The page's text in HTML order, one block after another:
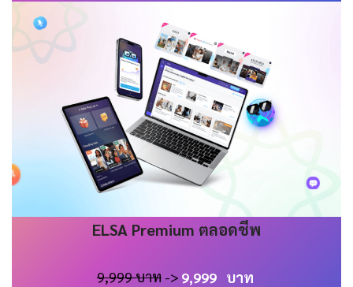
ELSA Premium ตลอดชีพ
9,999 บาท-> 9,999 บาท